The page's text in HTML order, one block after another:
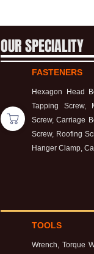
OUR SPECIALITY
FASTENERS
Hexagon Head
Tapping Screw,
Screw, Carriage
Screw, Roofing
Hanger Clamp,
TOOLS
Wrench, Torque